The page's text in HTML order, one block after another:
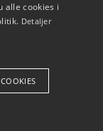
alle cookies i
Detaljer